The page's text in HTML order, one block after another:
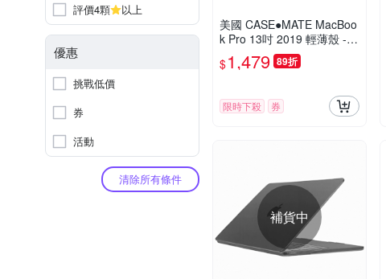
評價4顆
以上
優惠
挑戰低價
券
活動
清除所有條件
美國 CASE●MATE MacBoo
k Pro 13吋 2019 輕薄殼 -
粉紅
$1,479 89折
限時下殺 券
補貨中